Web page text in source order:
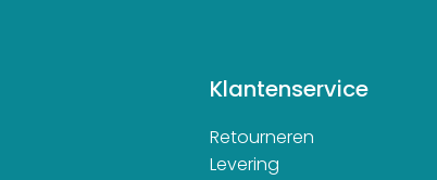
Klantenservice
Retourneren
Levering